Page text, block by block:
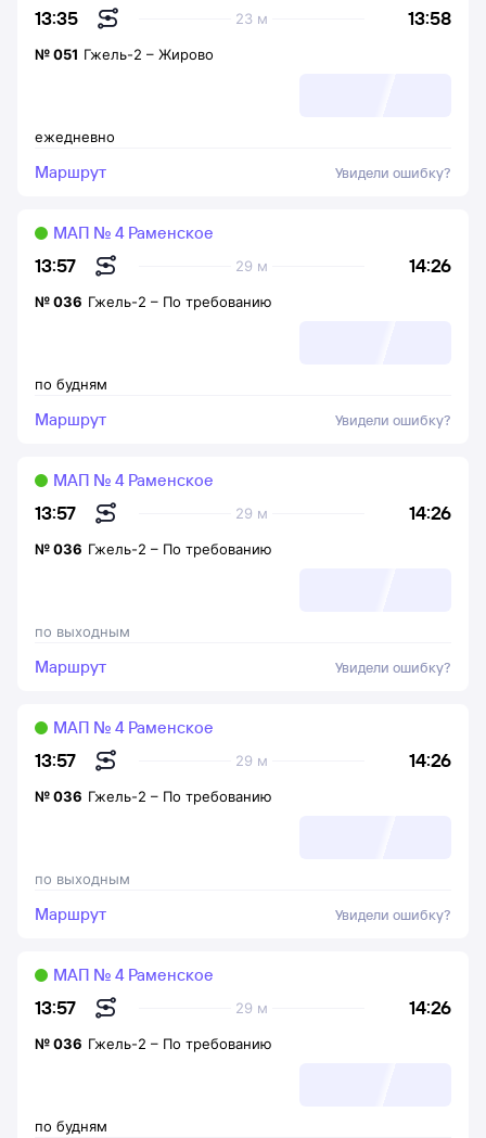
13:35 13:58
23 м
ежедневно
№051 Гжель-2 – Жирово
Маршрут Увидели ошибку?
13:57 14:26
29 м
МАП № 4 Раменское
по будням
№036 Гжель-2 – По требованию
Маршрут Увидели ошибку?
13:57 14:26
29 м
МАП № 4 Раменское
по выходным
№036 Гжель-2 – По требованию
Маршрут Увидели ошибку?
13:57 14:26
29 м
МАП № 4 Раменское
по выходным
№036 Гжель-2 – По требованию
Маршрут Увидели ошибку?
13:57 14:26
29 м
МАП № 4 Раменское
по будням
№036 Гжель-2 – По требованию